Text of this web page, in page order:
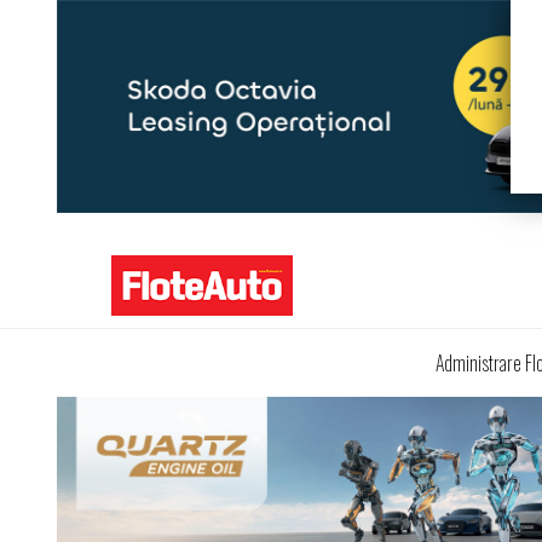
Administrare